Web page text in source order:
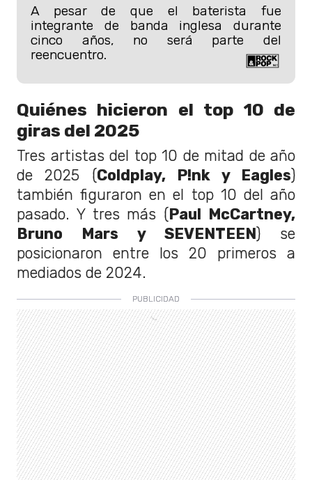
A pesar de que el baterista fue
integrante de banda inglesa durante
cinco años, no será parte del
reencuentro.
Quiénes hicieron el top 10 de
giras del 2025
Tres artistas del top 10 de mitad de año
de 2025 (Coldplay, P!nk y Eagles)
también figuraron en el top 10 del año
pasado. Y tres más (Paul McCartney,
Bruno Mars y SEVENTEEN) se
posicionaron entre los 20 primeros a
mediados de 2024.